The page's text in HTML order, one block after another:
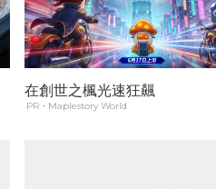
在創世之楓光速狂飆
PR・Maplestory World